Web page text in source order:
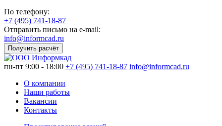
По телефону:
+7 (495) 741-18-87
Отправить письмо на e-mail:
info@informcad.ru
Получить расчёт
пн-пт 9:00 - 18:00 +7 (495) 741-18-87 info@informcad.ru
О компании
Наши работы
Вакансии
Контакты